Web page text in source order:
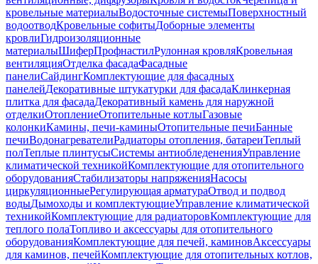
кровельные материалыВодосточные системыПоверхностный
водоотводКровельные софитыДоборные элементы
кровлиГидроизоляционные
материалыШиферПрофнастилРулонная кровляКровельная
вентиляцияОтделка фасадаФасадные
панелиСайдингКомплектующие для фасадных
панелейДекоративные штукатурки для фасадаКлинкерная
плитка для фасадаДекоративный камень для наружной
отделкиОтоплениеОтопительные котлыГазовые
колонкиКамины, печи-каминыОтопительные печиБанные
печиВодонагревателиРадиаторы отопления, батареиТеплый
полТеплые плинтусыСистемы антиобледененияУправление
климатической техникойКомплектующие для отопительного
оборудованияСтабилизаторы напряженияНасосы
циркуляционныеРегулирующая арматураОтвод и подвод
водыДымоходы и комплектующиеУправление климатической
техникойКомплектующие для радиаторовКомплектующие для
теплого полаТопливо и аксессуары для отопительного
оборудованияКомплектующие для печей, каминовАксессуары
для каминов, печейКомплектующие для отопительных котлов,